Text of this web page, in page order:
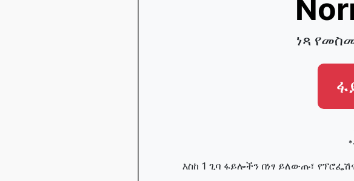
ነጻ
እስከ 1 ጊባ ፋይሎችን በነፃ ይለውጡ፣